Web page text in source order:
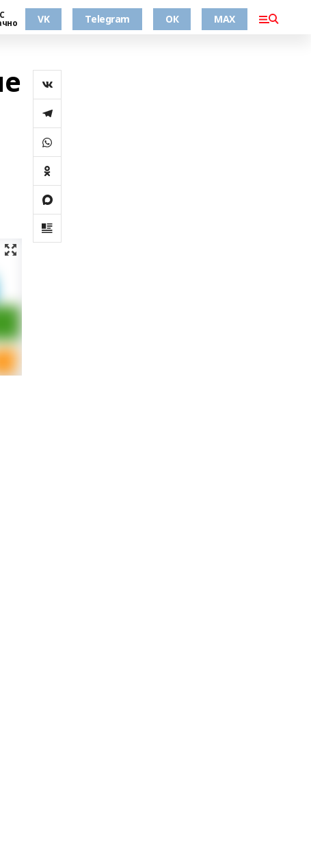
VK Telegram ОК MAX